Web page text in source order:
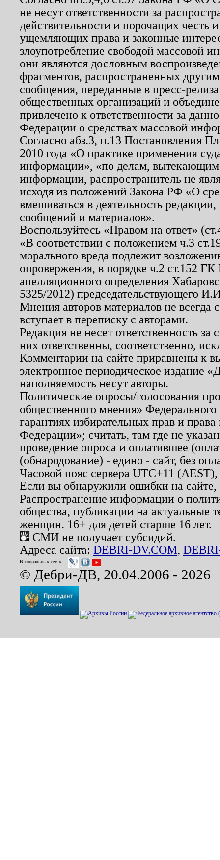
не несут ответственности за
действительности и порочащих честь
ущемляющих права и законные
злоупотребление свободой массовой
они являются дословным
фрагментов, распространенных
сообщения, переданные в пресс-
общественных организаций и
привлечено к ответственности за
Федерации о средствах массовой
Согласно абз.3, п.13 Постановления
2010 года «О практике применения
информации», «по делам, вытекающим
информации, распространитель не
исходя из положений Закона РФ «О
вмешиваться в деятельность
сообщений и материалов».
Воспользуйтесь «Правом на ответ»
«В соответствии с положением ч.3
морального вреда подлежит
опровержения, в порядке ч.2 ст.152
апелляционного определения
5325/2012) председательствующего
Мнения авторов материалов не
вступает в переписку с авторами.
Редакция не несет ответственность
них ответственны, соответственно,
Комментарии на сайте приравнены к
электронное периодическое издание
наполняемость несут авторы.
Политические опросы/голосования
общественного мнения»
гарантиях избирательных прав и
Федерации»; считать, там где не
проведение опроса и оплатившее
(обнародование) - едино - сайт, без
Часовой пояс сервера UTC+11
Если вы обнаружили ошибки на
Распространение информации о
общества, публикации на актуальные
женщин. 16+ для детей старше 16 лет.
СМИ не получает субсидий.
Адреса сайта: DEBRI-DV.COM,
В социальных сетях:
© Дебри-ДВ, 20.04.2006 - 2026